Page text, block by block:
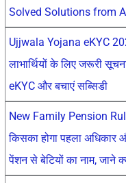
Solved Solutions from
Ujjwala Yojana eKYC
लाभार्थियों के लिए जरूरी
eKYC और बचाएं सब्सिडी
New Family Pension
किसका होगा पहला अधिकार
पेंशन से बेटियों का नाम, जाने